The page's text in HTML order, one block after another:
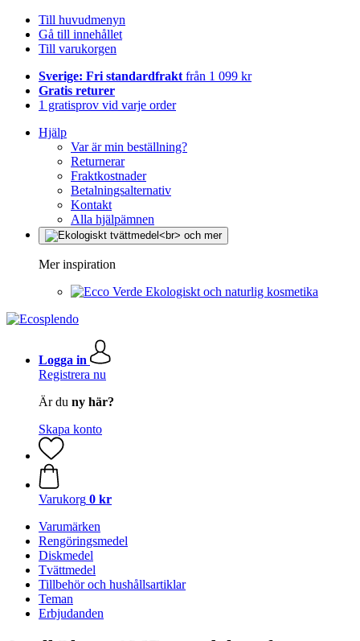
Till huvudmenyn
Gå till innehållet
Till varukorgen
Sverige: Fri standardfrakt från 1 099 kr
Gratis returer
1 gratisprov vid varje order
Hjälp
Var är min beställning?
Returnerar
Fraktkostnader
Betalningsalternativ
Kontakt
Alla hjälpämnen
Mer inspiration
Ekologiskt och naturlig kosmetika
Logga in
Registrera nu
Är du ny här?
Skapa konto
Varukorg 0 kr
Varumärken
Rengöringsmedel
Diskmedel
Tvättmedel
Tillbehör och hushållsartiklar
Teman
Erbjudanden